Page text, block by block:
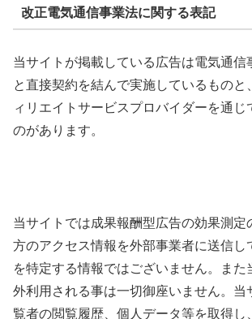
改正電気通信事業法に関する表記
当サイトが掲載している広告は電気通信
と直接契約を結んで実施しているものと
ィリエイトサービスプロバイダーを通じ
のがあります。
当サイトでは成果報酬型広告の効果測定
方のアクセス情報を外部事業者に送信し
を特定する情報ではございません。また
外利用される事は一切御座いません。当
覧者の閲覧履歴、個人データ等を取得し